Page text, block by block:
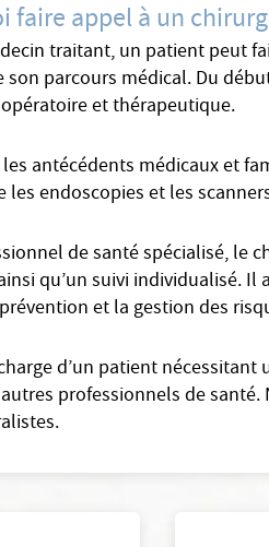
faire appel à un
traitant, un patient peut
son parcours médical. Du
et thérapeutique.
antécédents médicaux et
les endoscopies et les
de santé spécialisé, le
qu’un suivi individualisé.
et la gestion des
d’un patient
professionnels de